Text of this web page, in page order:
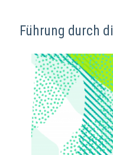
Führung durch